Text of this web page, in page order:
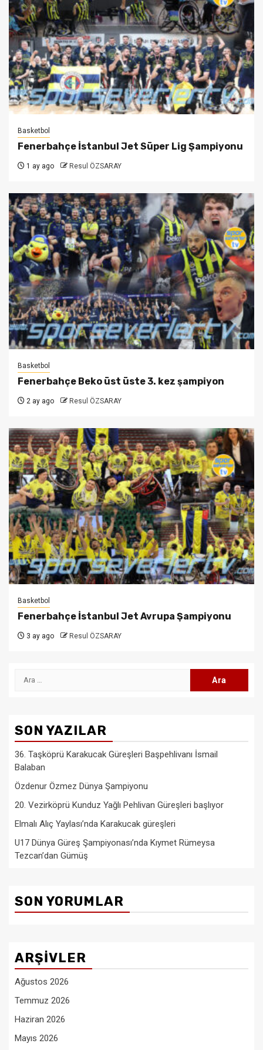
Basketbol
Fenerbahçe İstanbul Jet Süper Lig Şampiyonu
1 ay ago Resul ÖZSARAY
Basketbol
Fenerbahçe Beko üst üste 3. kez şampiyon
2 ay ago Resul ÖZSARAY
Basketbol
Fenerbahçe İstanbul Jet Avrupa Şampiyonu
3 ay ago Resul ÖZSARAY
Arama:
SON YAZILAR
36. Taşköprü Karakucak Güreşleri Başpehlivanı İsmail
Balaban
Özdenur Özmez Dünya Şampiyonu
20. Vezirköprü Kunduz Yağlı Pehlivan Güreşleri başlıyor
Elmalı Alıç Yaylası’nda Karakucak güreşleri
U17 Dünya Güreş Şampiyonası’nda Kıymet Rümeysa
Tezcan’dan Gümüş
SON YORUMLAR
ARŞIVLER
Ağustos 2026
Temmuz 2026
Haziran 2026
Mayıs 2026